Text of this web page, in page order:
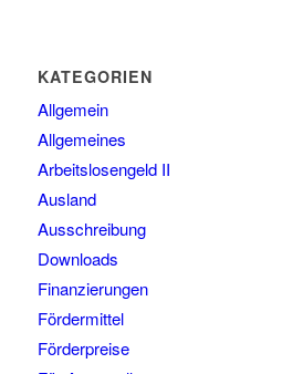
KATEGORIEN
Allgemein
Allgemeines
Arbeitslosengeld II
Ausland
Ausschreibung
Downloads
Finanzierungen
Fördermittel
Förderpreise